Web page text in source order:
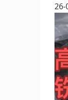
26-